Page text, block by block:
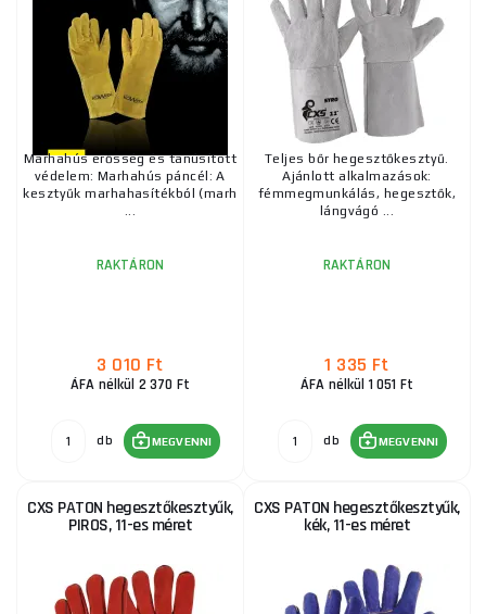
Marhahús erősség és tanúsított
védelem: Marhahús páncél: A
kesztyűk marhahasítékból (marh
...
RAKTÁRON
3 010 Ft
ÁFA nélkül 2 370 Ft
db MEGVENNI
Teljes bőr hegesztőkesztyű.
Ajánlott alkalmazások:
fémmegmunkálás, hegesztők,
lángvágó ...
RAKTÁRON
1 335 Ft
ÁFA nélkül 1 051 Ft
db MEGVENNI
CXS PATON hegesztőkesztyűk,
PIROS, 11-es méret
CXS PATON hegesztőkesztyűk,
kék, 11-es méret